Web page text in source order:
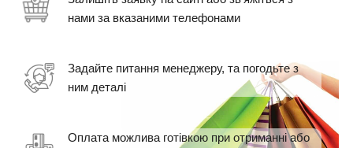
нами за вказаними телефонами
Задайте питання менеджеру, та погодьте з
ним деталі
Оплата можлива готівкою при отриманні або